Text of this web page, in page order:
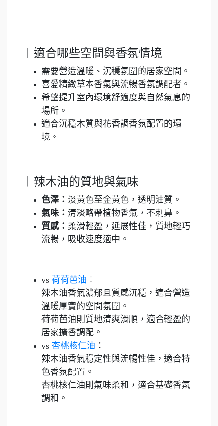
︱適合哪些空間與香氛情境
需要營造溫暖、沉穩氛圍的居家空間。
喜愛精緻草本香氣與流暢香氛調配者。
希望提升室內環境舒適度與自然氣息的
場所。
適合沉穩木質與花香調香氛配置的環
境。
︱辣木油的質地與氣味
色澤： 淡黃色至金黃色，透明油質。
氣味： 清淡略帶植物香氣，不刺鼻。
質感： 柔滑輕盈，延展性佳，質地輕巧
流暢，吸收速度適中。
vs 荷荷芭油 ：
辣木油香氣濃郁且質感沉穩，適合營造
溫暖厚實的空間氛圍。
荷荷芭油則質地清爽滑順，適合輕盈的
居家擴香調配。
vs 杏桃核仁油 ：
辣木油香氣穩定性與流暢性佳，適合特
色香氛配置。
杏桃核仁油則氣味柔和，適合基礎香氛
調和。